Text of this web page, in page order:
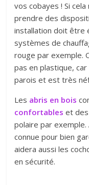
vos cobayes ! Si
prendre des
installation doit être
systèmes de
rouge par exemple.
pas en plastique,
parois et est très
Les abris en bois
confortables et des
polaire par
connue pour bien
aidera aussi les
en sécurité.